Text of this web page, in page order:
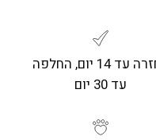
החזרה עד 14 יום, החלפה
עד 30 יום